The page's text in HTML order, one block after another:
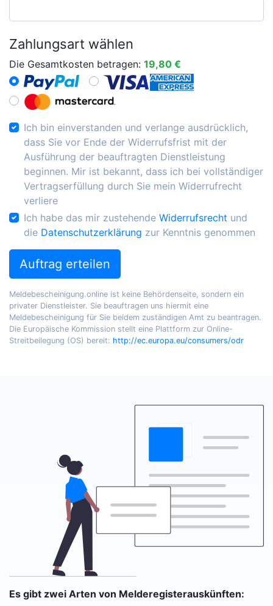
Zahlungsart wählen
Die Gesamtkosten betragen: 19,80 €
Ich bin einverstanden und verlange ausdrücklich,
dass Sie vor Ende der Widerrufsfrist mit der
Ausführung der beauftragten Dienstleistung
beginnen. Mir ist bekannt, dass ich bei vollständiger
Vertragserfüllung durch Sie mein Widerrufrecht
verliere
Ich habe das mir zustehende Widerrufsrecht und
die Datenschutzerklärung zur Kenntnis genommen
Auftrag erteilen
Meldebescheinigung.online ist keine Behördenseite, sondern ein
privater Dienstleister. Sie beauftragen uns hiermit eine
Meldebescheinigung für Sie beidem zuständigen Amt zu beantragen.
Die Europäische Kommission stellt eine Plattform zur Online-
Streitbeilegung (OS) bereit: http://ec.europa.eu/consumers/odr
Es gibt zwei Arten von Melderegisterauskünften: